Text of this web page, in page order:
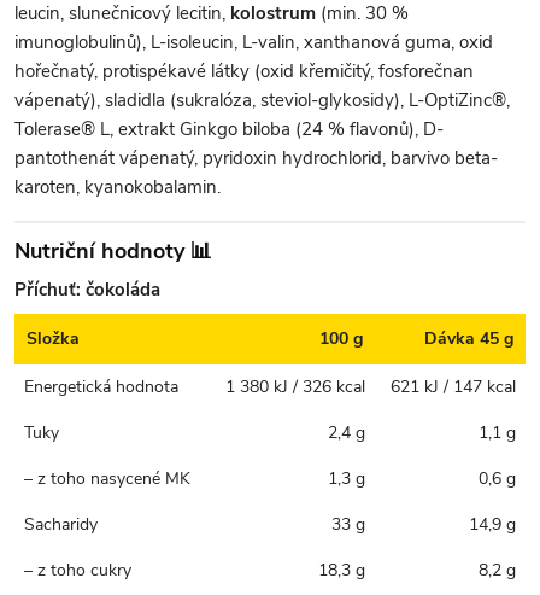
leucin, slunečnicový lecitin, kolostrum (min. 30 %
imunoglobulinů), L-isoleucin, L-valin, xanthanová guma, oxid
hořečnatý, protispékavé látky (oxid křemičitý, fosforečnan
vápenatý), sladidla (sukralóza, steviol-glykosidy), L-OptiZinc®,
Tolerase® L, extrakt Ginkgo biloba (24 % flavonů), D-
pantothenát vápenatý, pyridoxin hydrochlorid, barvivo beta-
karoten, kyanokobalamin.
Nutriční hodnoty 📊
Příchuť: čokoláda
Složka 100 g Dávka 45 g
Energetická hodnota 1 380 kJ / 326 kcal
621 kJ / 147 kcal
Tuky
2,4 g
1,1 g
– z toho nasycené MK
1,3 g
0,6 g
Sacharidy
33 g
14,9 g
– z toho cukry
18,3 g 8,2 g